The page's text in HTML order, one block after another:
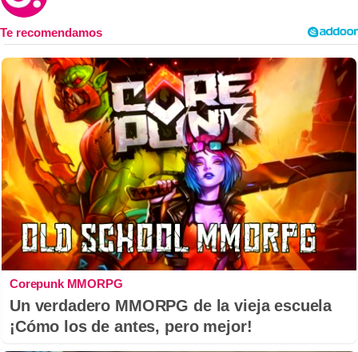
Corepunk MMORPG
Un verdadero MMORPG de la vieja escuela
¡Cómo los de antes, pero mejor!